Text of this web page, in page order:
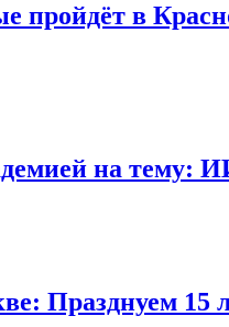
пройдёт в
на тему:
Празднуем 15